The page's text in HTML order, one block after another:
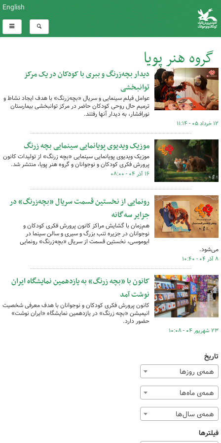
English
گروه هنر پویا
کل اخبار:4
دیدار بچه‌زرنگ و ببری با کودکان در یک مرکز
توانبخشی
عوامل فیلم سینمایی و سریال «بچه‌زرنگ» با هدف ایجاد نشاط و
ترمیم حال روحی کودکان حاضر در مرکز توانبخشی بیمارستان
نورافشار، به دیدار آنها رفتند.
۱۲ خرداد ۰۵ - ۱۱:۱۴
موزیک ویدیوی پویانمایی سینمایی بچه زرنگ
موزیک ویدیوی پویانمایی سینمایی «بچه زرنگ» از تولیدات کانون
پرورش فکری کودکان و نوجوانان و گروه هنر پویا، منتشر شد.
۱۶ آذر ۰۴ - ۰۸:۰۰
رونمایی از نخستین قسمت سریال «بچه‌زرنگ» در
جزایر سه‌گانه
هم‌زمان با گشایش مراکز کانون پرورش فکری کودکان و
نوجوانان در جزیره تنب بزرگ و سیری و سالن سینما در
ابوموسی، نخستین قسمت از سریال «بچه‌زرنگ» رونمایی
می‌شود.
۸ آذر ۰۴ - ۱۰:۴۰
کانون با «بچه زرنگ» به یازدهمین نمایشگاه ایران
نوشت آمد
کانون پرورش فکری کودکان و نوجوانان با هدف معرفی شخصیت
انیمیشن «بچه زرنگ» در یازدهمین نمایشگاه «ایران نوشت»
حضور دارد.
۲۳ شهریور ۰۴ - ۱۰:۰۸
تاریخ
همه‌ی روزها
همه‌ی ماه‌ها
همه‌ی سال‌ها
فیلترها